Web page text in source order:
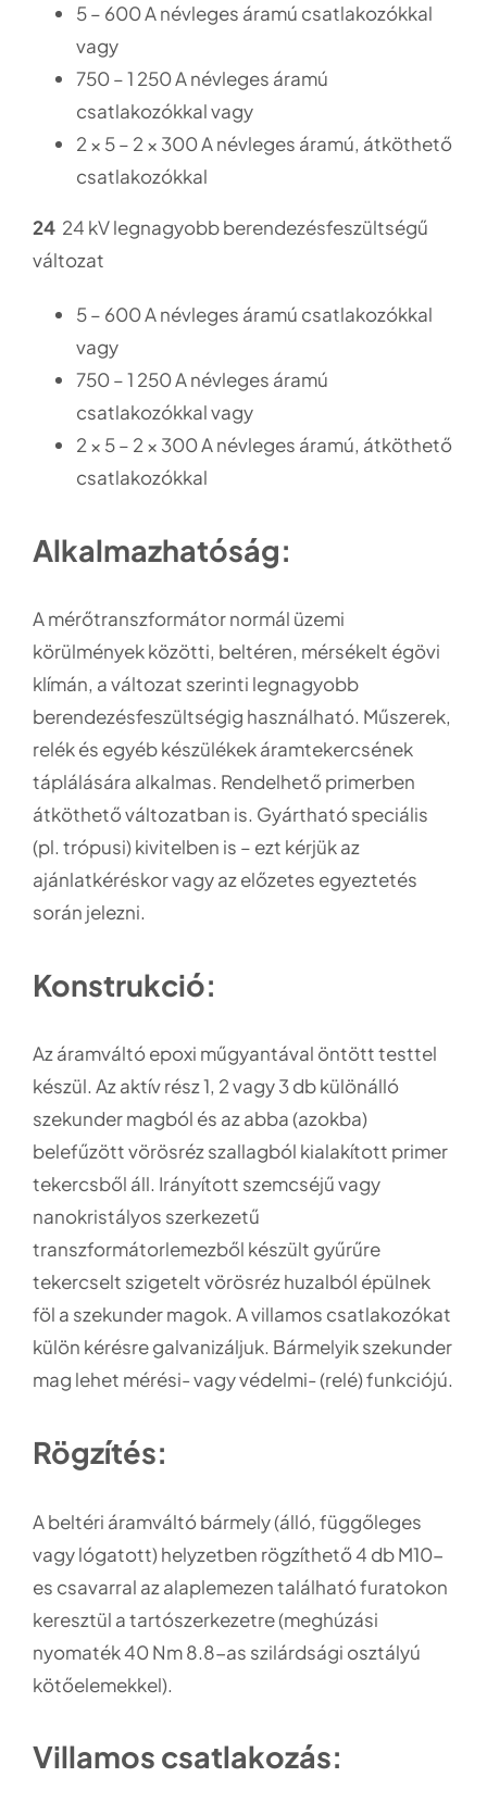
5 – 600 A névleges áramú csatlakozókkal
vagy
750 – 1 250 A névleges áramú
csatlakozókkal vagy
2 × 5 – 2 × 300 A névleges áramú, átköthető
csatlakozókkal
24 24 kV legnagyobb berendezésfeszültségű
változat
5 – 600 A névleges áramú csatlakozókkal
vagy
750 – 1 250 A névleges áramú
csatlakozókkal vagy
2 × 5 – 2 × 300 A névleges áramú, átköthető
csatlakozókkal
Alkalmazhatóság:
A mérőtranszformátor normál üzemi
körülmények közötti, beltéren, mérsékelt égövi
klímán, a változat szerinti legnagyobb
berendezésfeszültségig használható. Műszerek,
relék és egyéb készülékek áramtekercsének
táplálására alkalmas. Rendelhető primerben
átköthető változatban is. Gyártható speciális
(pl. trópusi) kivitelben is – ezt kérjük az
ajánlatkéréskor vagy az előzetes egyeztetés
során jelezni.
Konstrukció:
Az áramváltó epoxi műgyantával öntött testtel
készül. Az aktív rész 1, 2 vagy 3 db különálló
szekunder magból és az abba (azokba)
belefűzött vörösréz szallagból kialakított primer
tekercsből áll. Irányított szemcséjű vagy
nanokristályos szerkezetű
transzformátorlemezből készült gyűrűre
tekercselt szigetelt vörösréz huzalból épülnek
föl a szekunder magok. A villamos csatlakozókat
külön kérésre galvanizáljuk. Bármelyik szekunder
mag lehet mérési- vagy védelmi- (relé) funkciójú.
Rögzítés:
A beltéri áramváltó bármely (álló, függőleges
vagy lógatott) helyzetben rögzíthető 4 db M10-
es csavarral az alaplemezen található furatokon
keresztül a tartószerkezetre (meghúzási
nyomaték 40 Nm 8.8-as szilárdsági osztályú
kötőelemekkel).
Villamos csatlakozás: